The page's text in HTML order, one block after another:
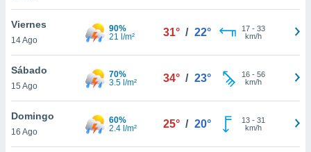
cookies
aceptar
Viernes
14 Ago
90%
21 l/m²
31° / 22° 17- 33
km/h
Sábado
15 Ago
70%
3.5 l/m²
34° / 23° 16- 56
km/h
Domingo
16 Ago
60%
2.4 l/m²
25° / 20° 13- 31
km/h